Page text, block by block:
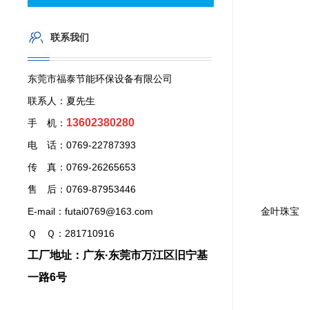
金叶珠宝
联系我们
东莞市福泰节能环保设备有限公司
联系人：夏先生
手 机： 13602380280
电 话：0769-22787393
传 真：0769-26265653
售 后：0769-87953446
E-mail：futai0769@163.com
Ｑ Ｑ：281710916
工厂地址：广东·东莞市万江区旧宁基
一路6号